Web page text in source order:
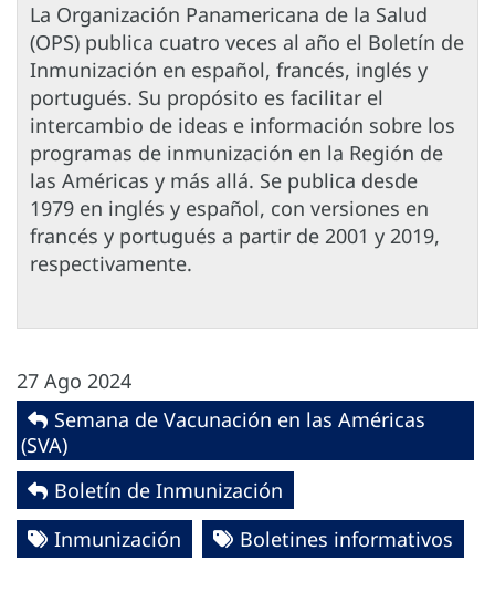
La Organización Panamericana de la Salud
(OPS) publica cuatro veces al año el Boletín de
Inmunización en español, francés, inglés y
portugués. Su propósito es facilitar el
intercambio de ideas e información sobre los
programas de inmunización en la Región de
las Américas y más allá. Se publica desde
1979 en inglés y español, con versiones en
francés y portugués a partir de 2001 y 2019,
respectivamente.
27 Ago 2024
Semana de Vacunación en las Américas
(SVA)
Boletín de Inmunización
Inmunización
Boletines informativos